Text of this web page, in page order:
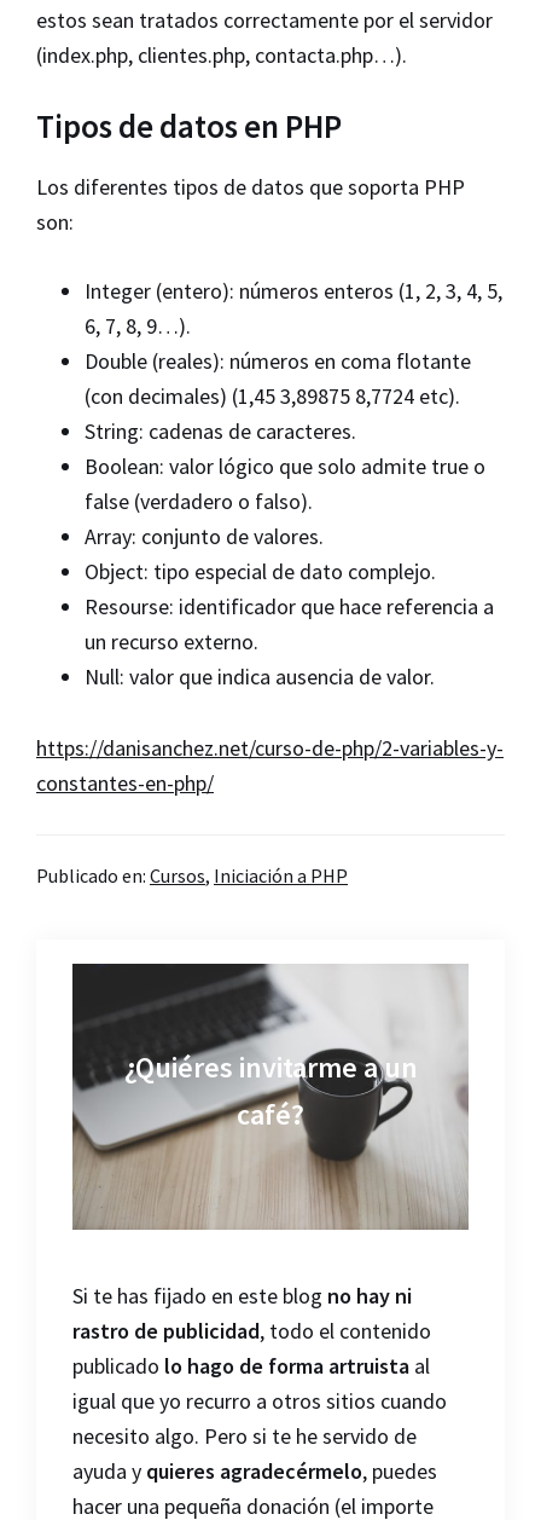
estos sean tratados correctamente por el servidor
(index.php, clientes.php, contacta.php…).
Tipos de datos en PHP
Los diferentes tipos de datos que soporta PHP
son:
Integer (entero): números enteros (1, 2, 3, 4, 5,
6, 7, 8, 9…).
Double (reales): números en coma flotante
(con decimales) (1,45 3,89875 8,7724 etc).
String: cadenas de caracteres.
Boolean: valor lógico que solo admite true o
false (verdadero o falso).
Array: conjunto de valores.
Object: tipo especial de dato complejo.
Resourse: identificador que hace referencia a
un recurso externo.
Null: valor que indica ausencia de valor.
https://danisanchez.net/curso-de-php/2-variables-y-
constantes-en-php/
Publicado en: Cursos, Iniciación a PHP
¿Quiéres invitarme a un
café?
Si te has fijado en este blog no hay ni
rastro de publicidad, todo el contenido
publicado lo hago de forma artruista al
igual que yo recurro a otros sitios cuando
necesito algo. Pero si te he servido de
ayuda y quieres agradecérmelo, puedes
hacer una pequeña donación (el importe